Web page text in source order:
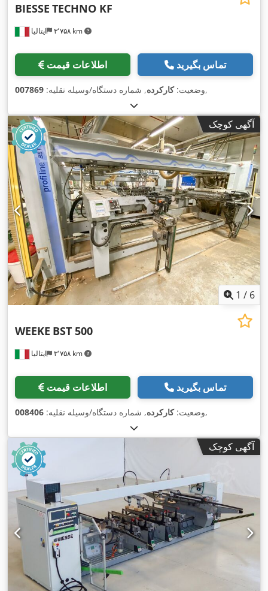
ایتالیا ۳٬۷۵۸ km
BIESSE TECHNO KF
اطلاعات قیمت تماس بگیرید
وضعیت:کارکرده, شماره دستگاه/وسیله نقلیه: 007869 ,
آگهی کوچک
1 / 6
ایتالیا ۳٬۷۵۸ km
WEEKE BST 500
اطلاعات قیمت تماس بگیرید
وضعیت:کارکرده, شماره دستگاه/وسیله نقلیه: 008406 ,
آگهی کوچک